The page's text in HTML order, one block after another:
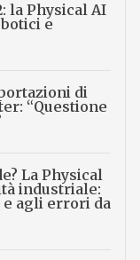
la Physical AI
e
di
“Questione
La Physical
industriale:
agli errori da